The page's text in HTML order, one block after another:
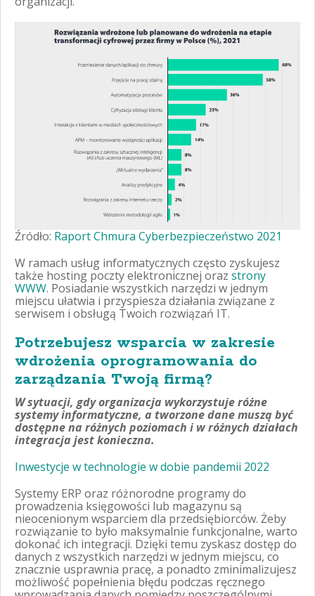
Źródło: Raport Chmura Cyberbezpieczeństwo 2021
W ramach usług informatycznych często zyskujesz
także hosting poczty elektronicznej oraz strony
WWW. Posiadanie wszystkich narzędzi w jednym
miejscu ułatwia i przyspiesza działania związane z
serwisem i obsługą Twoich rozwiązań IT.
Potrzebujesz wsparcia w zakresie
wdrożenia oprogramowania do
zarządzania Twoją firmą?
W sytuacji, gdy organizacja wykorzystuje różne
systemy informatyczne, a tworzone dane muszą być
dostępne na różnych poziomach i w różnych działach
integracja jest konieczna.
Inwestycje w technologie w dobie pandemii 2022
Systemy ERP oraz różnorodne programy do
prowadzenia księgowości lub magazynu są
nieocenionym wsparciem dla przedsiębiorców. Żeby
rozwiązanie to było maksymalnie funkcjonalne, warto
dokonać ich integracji. Dzięki temu zyskasz dostęp do
danych z wszystkich narzędzi w jednym miejscu, co
znacznie usprawnia pracę, a ponadto zminimalizujesz
możliwość popełnienia błędu podczas ręcznego